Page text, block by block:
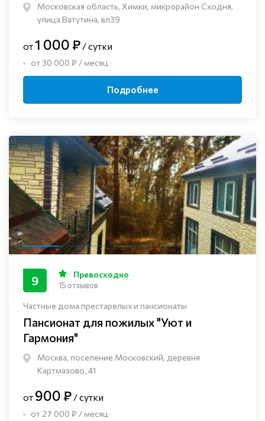
Московская область, Химки, микрорайон Сходня,
улица Ватутина, вл39
от1 000 ₽ / сутки
от 30 000 ₽ / месяц
Подробнее
Частные дома престарелых и пансионаты
Пансионат для пожилых "Уют и
Гармония"
Москва, поселение Московский, деревня
Картмазово, 41
9 Превосходно
15 отзывов
от 900 ₽ / сутки
от 27 000 ₽ / месяц